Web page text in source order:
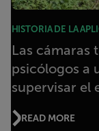
HISTORIA DE LA
Las cámaras
psicólogos a
supervisar el
READ MORE